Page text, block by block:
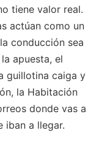
tiene valor real.
actúan como un
conducción sea
apuesta, el
guillotina caiga y
la Habitación
donde vas a
iban a llegar.